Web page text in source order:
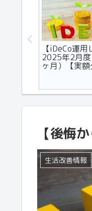
【マンション
コンビニのメ
デメリット3
【後悔
生活改善情報